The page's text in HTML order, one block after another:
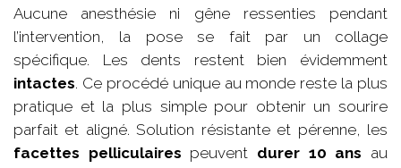
Aucune anesthésie ni gêne ressenties pendant
l’intervention, la pose se fait par un collage
spécifique. Les dents restent bien évidemment
intactes. Ce procédé unique au monde reste la plus
pratique et la plus simple pour obtenir un sourire
parfait et aligné. Solution résistante et pérenne, les
facettes pelliculaires peuvent durer 10 ans au